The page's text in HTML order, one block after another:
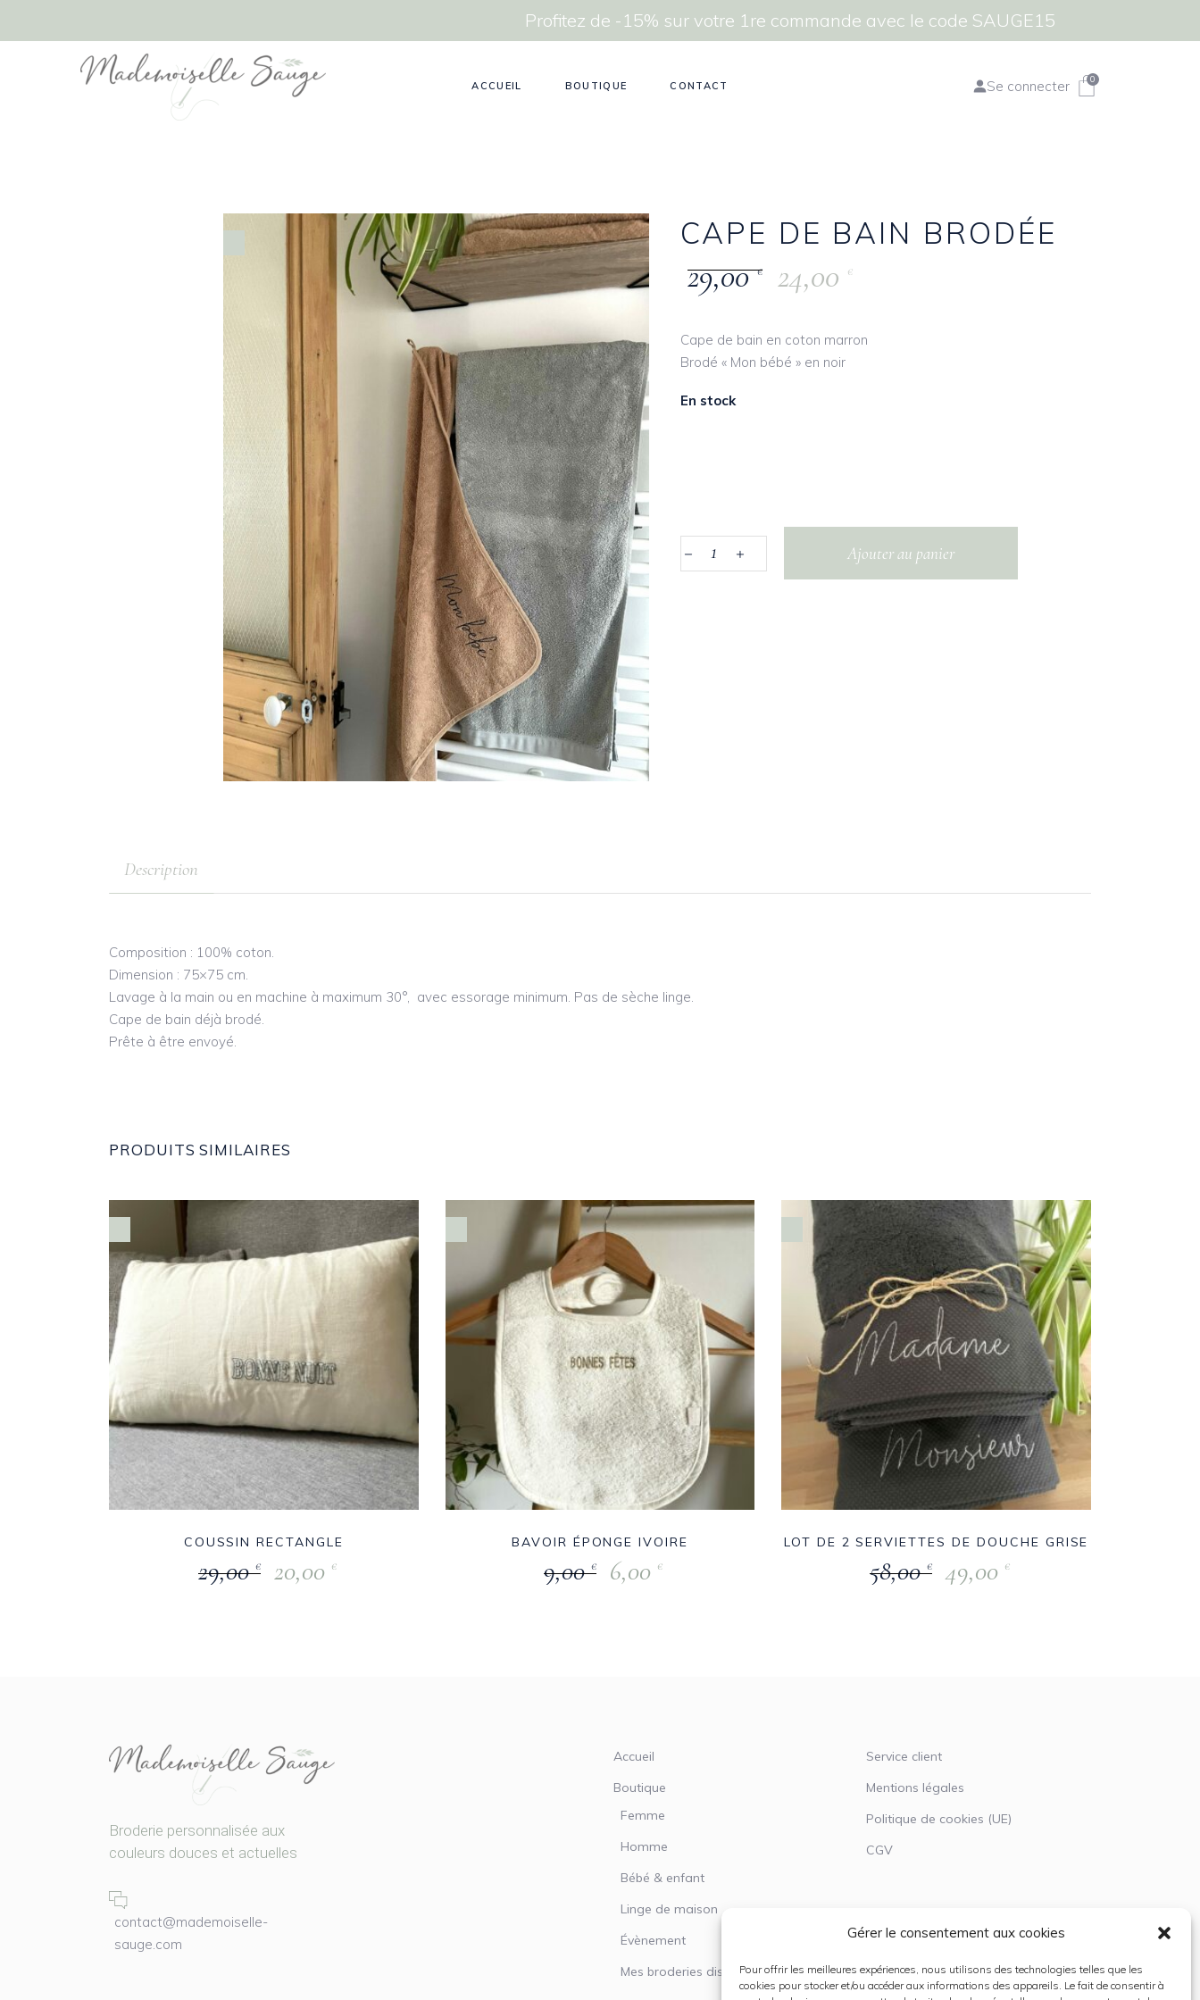
Gérer le consentement aux cookies
Pour offrir les meilleures expériences, nous utilisons des technologies telles que les
cookies pour stocker et/ou accéder aux informations des appareils. Le fait de consentir à
Profitez de -15% sur votre 1re commande avec le code SAUGE15
ACCUEIL BOUTIQUE CONTACT Se connecter 0
CAPE DE BAIN BRODÉE
29,00€ 24,00 €
Cape de bain en coton marron
Brodé « Mon bébé » en noir
En stock
Quantity Ajouter au panier
Description
Composition : 100% coton.
Dimension : 75×75 cm.
Lavage à la main ou en machine à maximum 30°, avec essorage minimum. Pas de sèche linge.
Cape de bain déjà brodé.
Prête à être envoyé.
PRODUITS SIMILAIRES
COUSSIN RECTANGLE
29,00€ 20,00 €
BAVOIR ÉPONGE IVOIRE
9,00€ 6,00 €
LOT DE 2 SERVIETTES DE DOUCHE GRISE
58,00€ 49,00 €
Broderie personnalisée aux
couleurs douces et actuelles
contact@mademoiselle-
sauge.com
Accueil
Boutique
Femme
Homme
Bébé & enfant
Linge de maison
Évènement
Mes broderies disponibles
Service client
Mentions légales
Politique de cookies (UE)
CGV